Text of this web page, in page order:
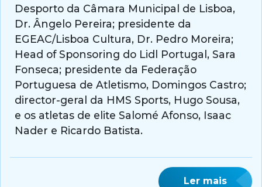
Desporto da Câmara Municipal de Lisboa,
Dr. Ângelo Pereira; presidente da
EGEAC/Lisboa Cultura, Dr. Pedro Moreira;
Head of Sponsoring do Lidl Portugal, Sara
Fonseca; presidente da Federação
Portuguesa de Atletismo, Domingos Castro;
director-geral da HMS Sports, Hugo Sousa,
e os atletas de elite Salomé Afonso, Isaac
Nader e Ricardo Batista.
Ler mais